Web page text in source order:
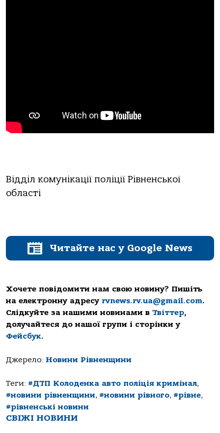
Відділ комунікації поліції Рівненської
області
Читайте нас у Google News
Хочете повідомити нам свою новину? Пишіть
на електронну адресу rvnews.rv.ua@gmail.com.
Слідкуйте за нашими новинами в Твіттер,
долучайтеся до нашої групи і сторінки у
Фейсбук.
Джерело: Новини Рівненщини
Теги: #ДТП Колоденка авто поліція кримінал,
#новини рівненщини, #новини рівного, #рівне,
#рівненські новини
СВІЖІ НОВИНИ